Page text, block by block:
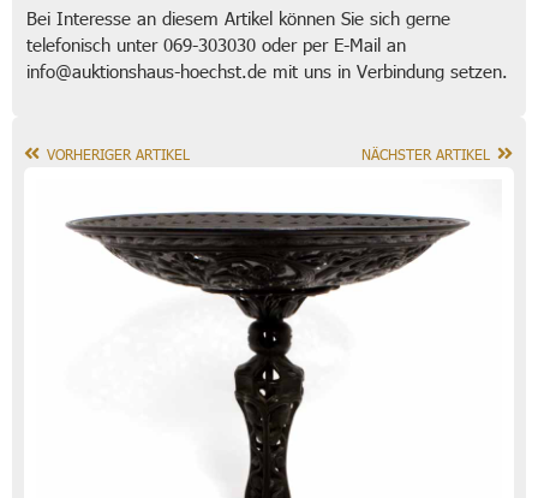
Bei Interesse an diesem Artikel können Sie sich gerne
telefonisch unter 069-303030 oder per E-Mail an
info@auktionshaus-hoechst.de mit uns in Verbindung setzen.
VORHERIGER ARTIKEL NÄCHSTER ARTIKEL